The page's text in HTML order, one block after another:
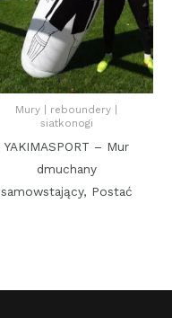
Mury | reboundery |
siatkonogi
YAKIMASPORT – Mur
dmuchany
samowstający, Postać